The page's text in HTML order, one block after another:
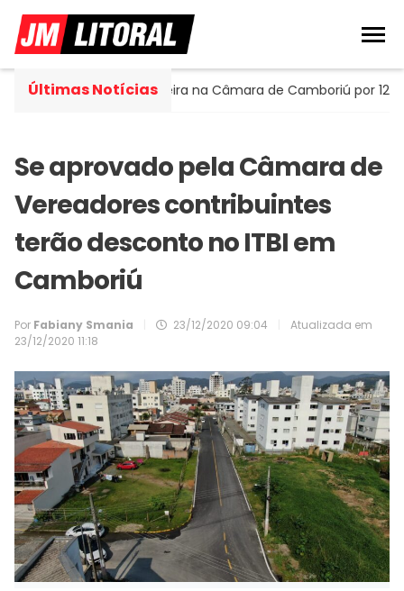
Últimas Notícias
assume cadeira na Câmara de Camboriú por 120 dias
Se aprovado pela Câmara de
Vereadores contribuintes
terão desconto no ITBI em
Camboriú
Por Fabiany Smania 23/12/2020 09:04
Atualizada em
23/12/2020 11:18